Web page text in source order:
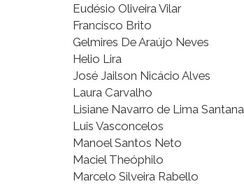
Eudésio Oliveira Vilar
Francisco Brito
Gelmires De Araújo Neves
Helio Lira
José Jailson Nicácio Alves
Laura Carvalho
Lisiane Navarro de Lima Santana
Luis Vasconcelos
Manoel Santos Neto
Maciel Theóphilo
Marcelo Silveira Rabello